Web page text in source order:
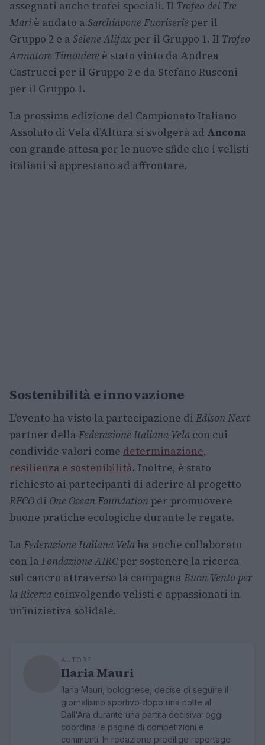
assegnati anche trofei speciali. Il Trofeo dei Tre
Mari è andato a Sarchiapone Fuoriserie per il
Gruppo 2 e a Selene Alifaxper il Gruppo 1. Il Trofeo
Armatore Timoniere è stato vinto da Andrea
Castrucci per il Gruppo 2 e da Stefano Rusconi
per il Gruppo 1.
La prossima edizione del Campionato Italiano
Assoluto di Vela d’Altura si svolgerà ad Ancona
con grande attesa per le nuove sfide che i velisti
italiani si apprestano ad affrontare.
Sostenibilità e innovazione
L’evento ha visto la partecipazione di Edison Next
partner della Federazione Italiana Vela con cui
condivide valori come determinazione,
resilienza e sostenibilità. Inoltre, è stato
richiesto ai partecipanti di aderire al progetto
RECO di One Ocean Foundationper promuovere
buone pratiche ecologiche durante le regate.
La Federazione Italiana Vela ha anche collaborato
con la Fondazione AIRCper sostenere la ricerca
sul cancro attraverso la campagna Buon Vento per
la Ricerca coinvolgendo velisti e appassionati in
un’iniziativa solidale.
AUTORE
Ilaria Mauri
Ilaria Mauri, bolognese, decise di seguire il
giornalismo sportivo dopo una notte al
Dall'Ara durante una partita decisiva: oggi
coordina le pagine di competizioni e
commenti. In redazione predilige reportage